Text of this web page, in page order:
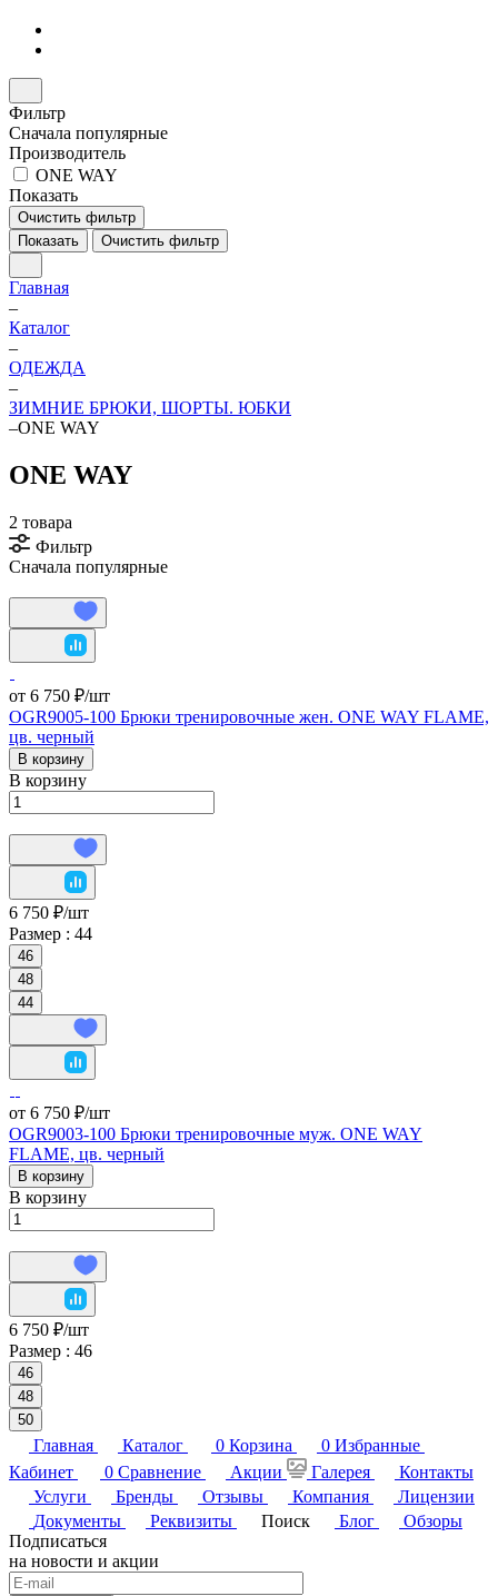
Фильтр
Сначала популярные
Производитель
ONE WAY
Показать
Очистить фильтр
Показать
Очистить фильтр
Главная
–
Каталог
–
ОДЕЖДА
–
ЗИМНИЕ БРЮКИ, ШОРТЫ. ЮБКИ
–ONE WAY
ONE WAY
2 товара
Фильтр
Сначала популярные
от 6 750 ₽/шт
OGR9005-100 Брюки тренировочные жен. ONE WAY FLAME,
цв. черный
В корзину
В корзину
6 750 ₽/шт
Размер : 44
46
48
44
от 6 750 ₽/шт
OGR9003-100 Брюки тренировочные муж. ONE WAY
FLAME, цв. черный
В корзину
В корзину
6 750 ₽/шт
Размер : 46
46
48
50
Главная Каталог 0 Корзина 0 Избранные
Кабинет
0 Сравнение Акции Галерея
Контакты
Услуги
Бренды Отзывы Компания
Лицензии
Документы
Реквизиты Поиск Блог
Обзоры
Подписаться
на новости и акции